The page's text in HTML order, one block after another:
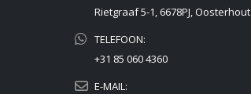
Rietgraaf 5-1, 6678PJ, Oosterhout
TELEFOON:
+31 85 060 4360
E-MAIL: